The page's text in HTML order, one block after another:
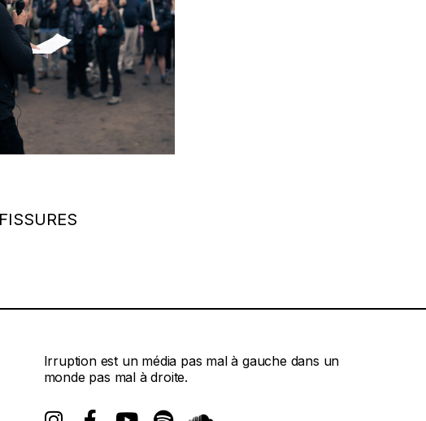
Irruption est un média pas mal à gauche dans un
monde pas mal à droite.